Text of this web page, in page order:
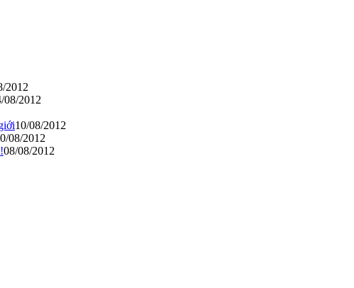
2012
08/2012
10/08/2012
08/2012
08/08/2012